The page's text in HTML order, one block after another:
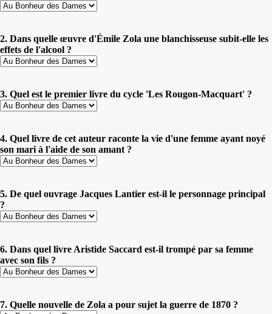
2. Dans quelle œuvre d'Émile Zola une blanchisseuse subit-elle les
effets de l'alcool ?
3. Quel est le premier livre du cycle 'Les Rougon-Macquart' ?
4. Quel livre de cet auteur raconte la vie d'une femme ayant noyé
son mari à l'aide de son amant ?
5. De quel ouvrage Jacques Lantier est-il le personnage principal
?
6. Dans quel livre Aristide Saccard est-il trompé par sa femme
avec son fils ?
7. Quelle nouvelle de Zola a pour sujet la guerre de 1870 ?